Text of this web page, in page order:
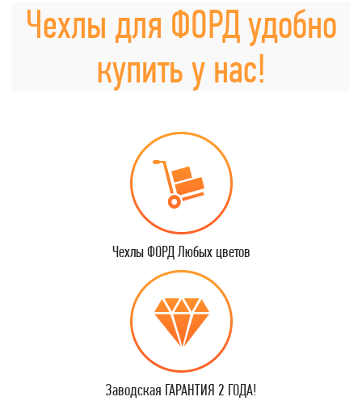
Чехлы для ФОРД удобно
купить у нас!
Чехлы ФОРД Любых цветов
Заводская ГАРАНТИЯ 2 ГОДА!